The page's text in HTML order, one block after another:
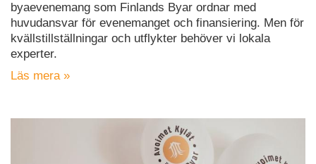
byaevenemang som Finlands Byar ordnar med
huvudansvar för evenemanget och finansiering. Men för
kvällstillställningar och utflykter behöver vi lokala
experter.
Läs mera »